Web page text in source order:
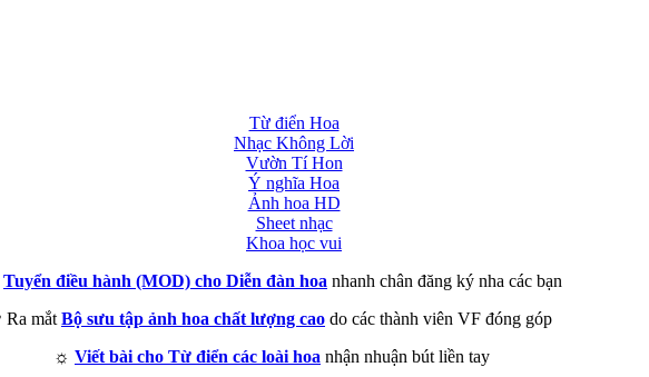
Từ điển Hoa
Nhạc Không Lời
Vườn Tí Hon
Ý nghĩa Hoa
Ảnh hoa HD
Sheet nhạc
Khoa học vui
Tuyển điều hành (MOD) cho Diễn đàn hoa nhanh chân đăng ký nha các bạn
Ra mắt Bộ sưu tập ảnh hoa chất lượng cao do các thành viên VF đóng góp
☼ Viết bài cho Từ điển các loài hoa nhận nhuận bút liền tay